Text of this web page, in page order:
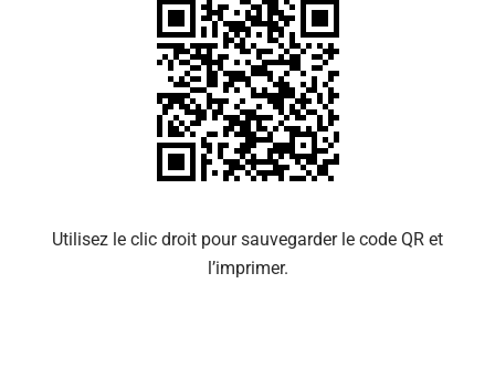
Utilisez le clic droit pour sauvegarder le code QR et
l’imprimer.